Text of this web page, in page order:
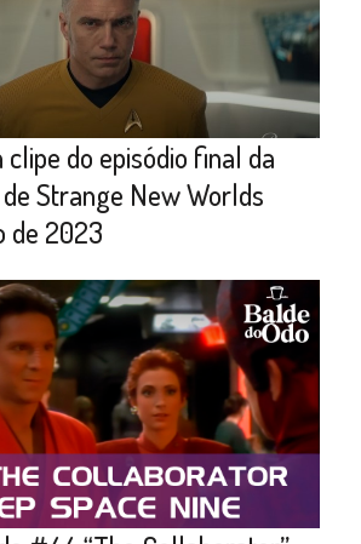
do episódio final da
Strange New Worlds
de 2023